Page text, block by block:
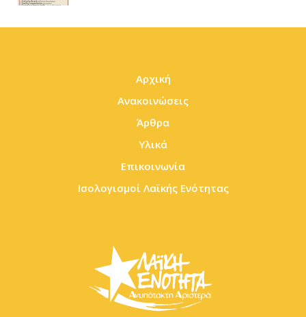
Αρχική
Ανακοινώσεις
Άρθρα
Υλικά
Επικοινωνία
Ισολογισμοί Λαϊκής Ενότητας